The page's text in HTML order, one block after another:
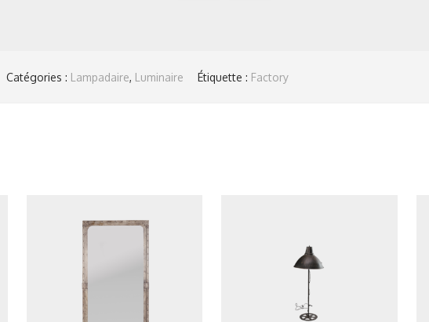
Catégories : Lampadaire, Luminaire Étiquette : Factory